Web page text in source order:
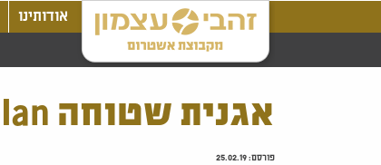
אודותינו
אגנית שטוחה Superplan
פורסם:25.02.19